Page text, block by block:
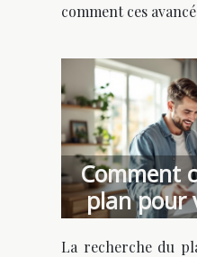
comment ces
Comment
plan pour
maison
La recherche du